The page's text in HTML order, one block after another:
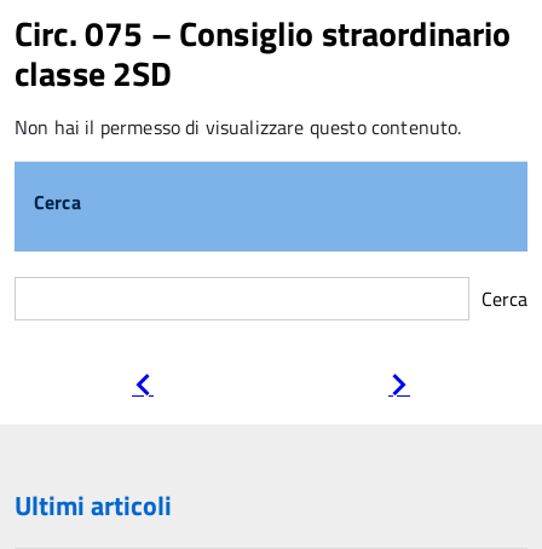
Circ. 075 – Consiglio straordinario
classe 2SD
Non hai il permesso di visualizzare questo contenuto.
Cerca
Cerca
Ultimi articoli